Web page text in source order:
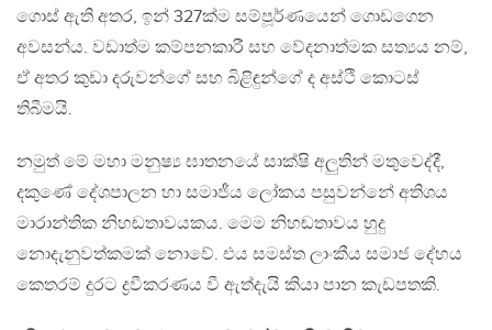
ගොස් ඇති අතර, ඉන් 327ක්ම සම්පූර්ණයෙන් ගොඩගෙන
අවසන්ය. වඩාත්ම කම්පනකාරී සහ වේදනාත්මක සත්‍යය නම්,
ඒ අතර කුඩා දරුවන්ගේ සහ බිළිඳුන්ගේ ද අස්ථි කොටස්
තිබීමයි.
නමුත් මේ මහා මනුෂ්‍ය ඝාතනයේ සාක්ෂි අලුතින් මතුවෙද්දී,
දකුණේ දේශපාලන හා සමාජීය ලෝකය පසුවන්නේ අතිශය
මාරාන්තික නිහඬතාවයකය. මෙම නිහඬතාවය හුදු
නොදැනුවත්කමක් නොවේ. එය සමස්ත ලාංකීය සමාජ දේහය
කෙතරම් දුරට ද්‍රවීකරණය වී ඇත්දැයි කියා පාන කැඩපතකි.